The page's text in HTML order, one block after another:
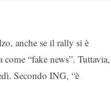
anche se il rally si è
“fake news”. Tuttavia,
Secondo ING, “è